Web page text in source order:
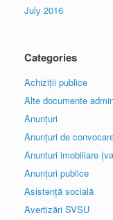
July 2016
Categories
Achiziții publice
Alte documente
Anunțuri
Anunțuri de
Anunturi imobiliare
Anunțuri publice
Asistență socială
Avertizări SVSU